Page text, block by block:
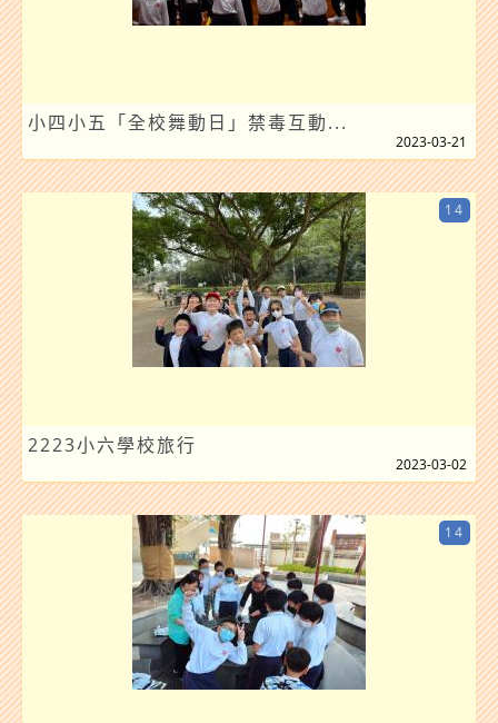
小四小五「全校舞動日」禁毒互動...
2023-03-21
2223小六學校旅行
14
2023-03-02
14